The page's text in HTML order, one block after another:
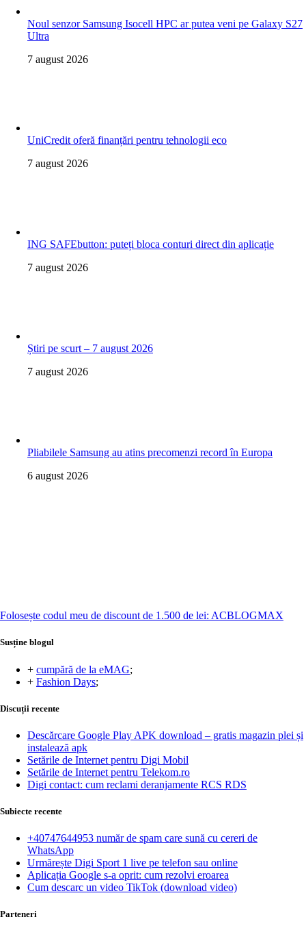
Noul senzor Samsung Isocell HPC ar putea veni pe Galaxy S27
Ultra
7 august 2026
UniCredit oferă finanțări pentru tehnologii eco
7 august 2026
ING SAFEbutton: puteți bloca conturi direct din aplicație
7 august 2026
Știri pe scurt – 7 august 2026
7 august 2026
Pliabilele Samsung au atins precomenzi record în Europa
6 august 2026
Folosește codul meu de discount de 1.500 de lei: ACBLOGMAX
Susține blogul
+ cumpără de la eMAG;
+ Fashion Days;
Discuții recente
Descărcare Google Play APK download – gratis magazin plei și
instalează apk
Setările de Internet pentru Digi Mobil
Setările de Internet pentru Telekom.ro
Digi contact: cum reclami deranjamente RCS RDS
Subiecte recente
+40747644953 număr de spam care sună cu cereri de
WhatsApp
Urmărește Digi Sport 1 live pe telefon sau online
Aplicația Google s-a oprit: cum rezolvi eroarea
Cum descarc un video TikTok (download video)
Parteneri